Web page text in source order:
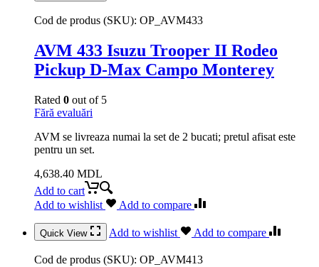
Cod de produs (SKU): OP_AVM433
AVM 433 Isuzu Trooper II Rodeo
Pickup D-Max Campo Monterey
Rated 0 out of 5
Fără evaluări
AVM se livreaza numai la set de 2 bucati; pretul afisat este
pentru un set.
4,638.40 MDL
Add to cart
Add to wishlist
Add to compare
Quick View Add to wishlist Add to compare
Cod de produs (SKU): OP_AVM413